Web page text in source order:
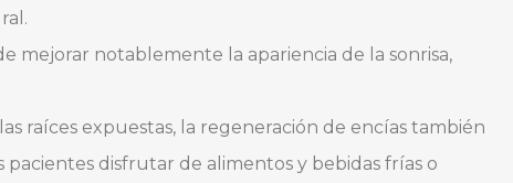
mejorar notablemente la apariencia de la sonrisa,
raíces expuestas, la regeneración de encías también
disfrutar de alimentos y bebidas frías o